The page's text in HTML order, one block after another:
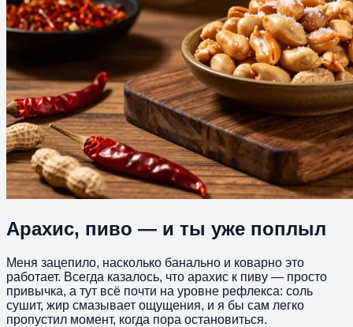
Арахис, пиво — и ты уже поплыл
Меня зацепило, насколько банально и коварно это
работает. Всегда казалось, что арахис к пиву — просто
привычка, а тут всё почти на уровне рефлекса: соль
сушит, жир смазывает ощущения, и я бы сам легко
пропустил момент, когда пора остановиться.